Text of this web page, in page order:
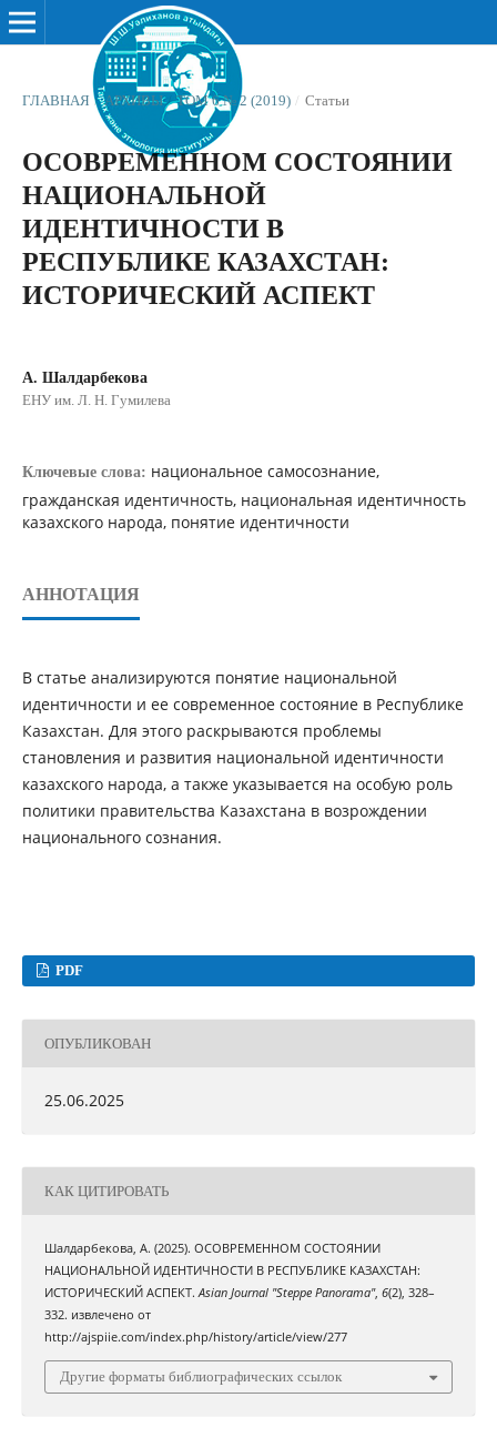
ГЛАВНАЯ / АРХИВЫ / ТОМ 6 № 2 (2019) / Статьи
ОСОВРЕМЕННОМ СОСТОЯНИИ
НАЦИОНАЛЬНОЙ
ИДЕНТИЧНОСТИ В
РЕСПУБЛИКЕ КАЗАХСТАН:
ИСТОРИЧЕСКИЙ АСПЕКТ
А. Шалдарбекова
ЕНУ им. Л. Н. Гумилева
Ключевые слова: национальное самосознание,
гражданская идентичность, национальная идентичность
казахского народа, понятие идентичности
АННОТАЦИЯ
В статье анализируются понятие национальной
идентичности и ее современное состояние в Республике
Казахстан. Для этого раскрываются проблемы
становления и развития национальной идентичности
казахского народа, а также указывается на особую роль
политики правительства Казахстана в возрождении
национального сознания.
PDF
ОПУБЛИКОВАН
25.06.2025
КАК ЦИТИРОВАТЬ
Шалдарбекова, А. (2025). ОСОВРЕМЕННОМ СОСТОЯНИИ
НАЦИОНАЛЬНОЙ ИДЕНТИЧНОСТИ В РЕСПУБЛИКЕ КАЗАХСТАН:
ИСТОРИЧЕСКИЙ АСПЕКТ.Asian Journal "Steppe Panorama", 6(2), 328–
332. извлечено от
http://ajspiie.com/index.php/history/article/view/277
Другие форматы библиографических ссылок